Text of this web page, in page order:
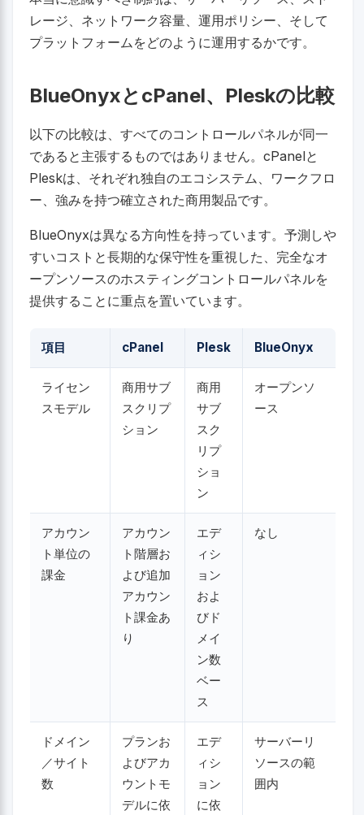
レージ、ネットワーク容量、運用ポリシー、そして
プラットフォームをどのように運用するかです。
BlueOnyxとcPanel、Pleskの比較
以下の比較は、すべてのコントロールパネルが同一
であると主張するものではありません。cPanelと
Pleskは、それぞれ独自のエコシステム、ワークフロ
ー、強みを持つ確立された商用製品です。
BlueOnyxは異なる方向性を持っています。予測しや
すいコストと長期的な保守性を重視した、完全なオ
ープンソースのホスティングコントロールパネルを
提供することに重点を置いています。
項目 cPanel Plesk BlueOnyx
ライセン
スモデル
商用サブ
スクリプ
ション
商用
サブ
スク
リプ
ショ
ン
オープンソ
ース
アカウン
ト単位の
課金
アカウン
ト階層お
よび追加
アカウン
ト課金あ
り
エデ
ィシ
ョン
およ
びド
メイ
ン数
ベー
ス
なし
ドメイン
／サイト
数
プランお
よびアカ
ウントモ
デルに依
エデ
ィシ
ョン
に依
サーバーリ
ソースの範
囲内